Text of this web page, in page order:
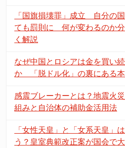
「国旗損壊罪」成立 自分の
ても罰則に 何が変わるのか
く解説
なぜ中国とロシアは金を買い
か 「脱ドル化」の裏にある
感震ブレーカーとは？地震火
組みと自治体の補助金活用法
「女性天皇」と「女系天皇」
う？皇室典範改正案が国会で